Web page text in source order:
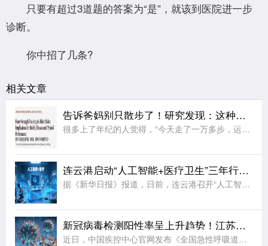
只要有超过3道题的答案为“是”，就该到医院进一步
诊断。
你中招了几条?
相关文章
告诉爸妈别只散步了！研究发现：这种被忽视的运动，才是抗衰老的王牌
很多上了年纪的人觉得，“今天走了一万多步，运动就算达标了”。其实，这更多只是日常“身体活动量”，并非强身健体、抗衰老的运动量。日前，一项研究显示：对中老年人而言，真正的“抗衰老王牌运动”，不是散步，而
连云港启动“人工智能+医疗卫生”三年行动计划
据《新华日报》报道，日前，连云港召开“人工智能+医疗卫生”路演会，正式启动“人工智能+医疗卫生”三年行动计划(2026—2028年)。计划立足当地医疗发展实际，围绕8个类别打造“小巧灵”应用场景，梳理
新冠病毒检测阳性率呈上升趋势！江苏疾控发出提醒
近日，中国疾控中心官网发布《全国急性呼吸道传染病哨点监测情况(2026年第30周，7月20日-26日)》：近期，新型冠状病毒检测阳性率持续走高，疫情整体处于中等流行水平。具体来说，在哨点医院门急诊流感